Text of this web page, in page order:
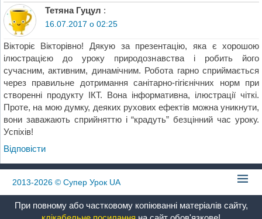
Тетяна Гуцул :
16.07.2017 о 02:25
Вікторіє Вікторівно! Дякую за презентацію, яка є хорошою
ілюстрацією до уроку природознавства і робить його
сучасним, активним, динамічним. Робота гарно сприймається
через правильне дотримання санітарно-гігієнічних норм при
створенні продукту ІКТ. Вона інформативна, ілюстрації чіткі.
Проте, на мою думку, деяких рухових ефектів можна уникнути,
вони заважають сприйняттю і “крадуть” безцінний час уроку.
Успіхів!
Відповіcти
2013-2026 © Супер Урок UA
При повному або частковому копіюванні матеріалів сайту,